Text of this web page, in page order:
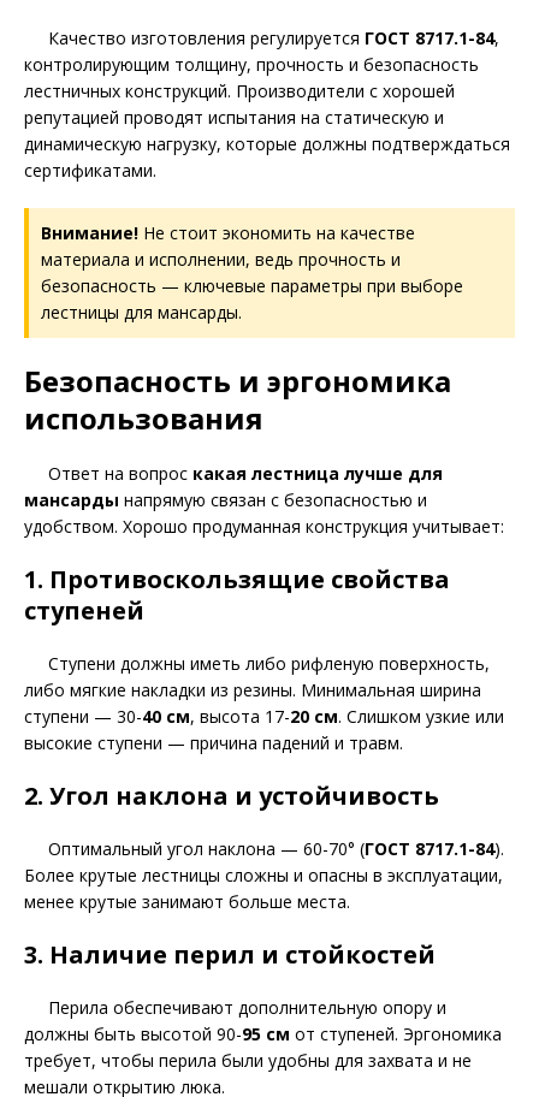
Качество изготовления регулируется ГОСТ 8717.1-84,
контролирующим толщину, прочность и безопасность
лестничных конструкций. Производители с хорошей
репутацией проводят испытания на статическую и
динамическую нагрузку, которые должны подтверждаться
сертификатами.
Внимание! Не стоит экономить на качестве
материала и исполнении, ведь прочность и
безопасность — ключевые параметры при выборе
лестницы для мансарды.
Безопасность и эргономика
использования
Ответ на вопрос какая лестница лучше для
мансарды напрямую связан с безопасностью и
удобством. Хорошо продуманная конструкция учитывает:
1. Противоскользящие свойства
ступеней
Ступени должны иметь либо рифленую поверхность,
либо мягкие накладки из резины. Минимальная ширина
ступени — 30-40 см, высота 17-20 см. Слишком узкие или
высокие ступени — причина падений и травм.
2. Угол наклона и устойчивость
Оптимальный угол наклона — 60-70° (ГОСТ 8717.1-84).
Более крутые лестницы сложны и опасны в эксплуатации,
менее крутые занимают больше места.
3. Наличие перил и стойкостей
Перила обеспечивают дополнительную опору и
должны быть высотой 90-95 см от ступеней. Эргономика
требует, чтобы перила были удобны для захвата и не
мешали открытию люка.